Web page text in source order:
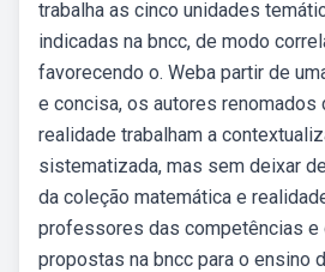
trabalha as cinco unidades
indicadas na bncc, de modo
favorecendo o. Weba partir de
e concisa, os autores renomados
realidade trabalham a
sistematizada, mas sem deixar
da coleção matemática e
professores das competências e
propostas na bncc para o ensino